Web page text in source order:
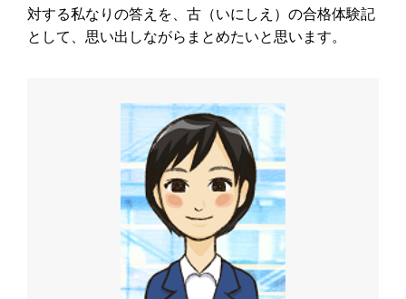
対する私なりの答えを、古（いにしえ）の合格体験記
として、思い出しながらまとめたいと思います。